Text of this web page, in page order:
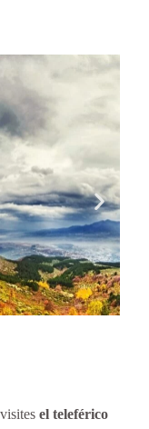
visitesel teleférico